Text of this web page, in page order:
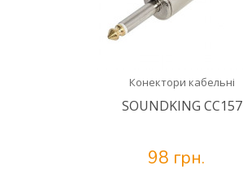
Конектори кабельні
SOUNDKING CC157
98 грн.